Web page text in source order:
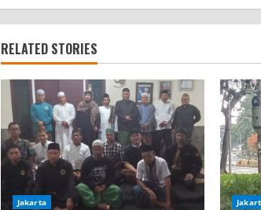
RELATED STORIES
Jakarta